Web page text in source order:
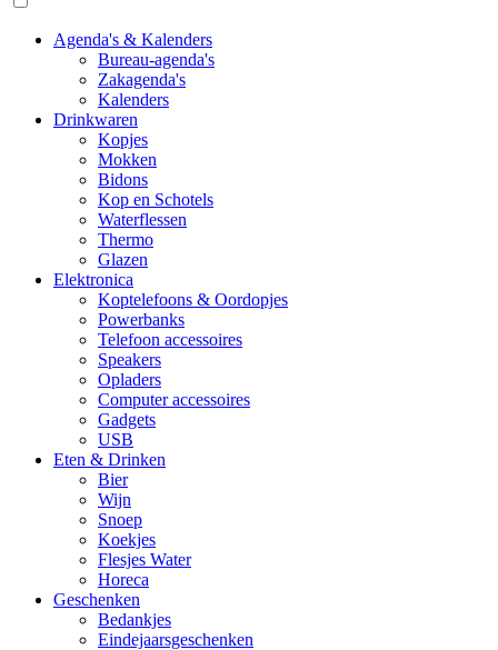
Agenda's & Kalenders
Bureau-agenda's
Zakagenda's
Kalenders
Drinkwaren
Kopjes
Mokken
Bidons
Kop en Schotels
Waterflessen
Thermo
Glazen
Elektronica
Koptelefoons & Oordopjes
Powerbanks
Telefoon accessoires
Speakers
Opladers
Computer accessoires
Gadgets
USB
Eten & Drinken
Bier
Wijn
Snoep
Koekjes
Flesjes Water
Horeca
Geschenken
Bedankjes
Eindejaarsgeschenken